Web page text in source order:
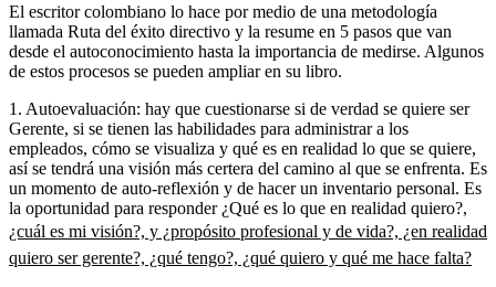
El escritor colombiano lo hace por medio de una metodología
llamada Ruta del éxito directivo y la resume en 5 pasos que van
desde el autoconocimiento hasta la importancia de medirse. Algunos
de estos procesos se pueden ampliar en su libro.
1. Autoevaluación: hay que cuestionarse si de verdad se quiere ser
Gerente, si se tienen las habilidades para administrar a los
empleados, cómo se visualiza y qué es en realidad lo que se quiere,
así se tendrá una visión más certera del camino al que se enfrenta. Es
un momento de auto-reflexión y de hacer un inventario personal. Es
la oportunidad para responder ¿Qué es lo que en realidad quiero?,
¿cuál es mi visión?, y ¿propósito profesional y de vida?, ¿en realidad
quiero ser gerente?, ¿qué tengo?, ¿qué quiero y qué me hace falta?